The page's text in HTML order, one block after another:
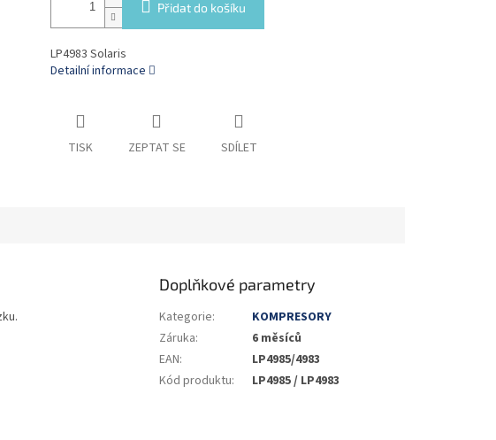
Přidat do košíku
LP4983 Solaris
Detailní informace
TISK ZEPTAT SE SDÍLET
Doplňkové parametry
Kategorie:
KOMPRESORY
Záruka:
6 měsíců
EAN:
LP4985/4983
Kód produktu: LP4985 / LP4983